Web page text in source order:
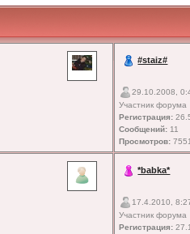
#staiz#
29.10.2008,
Участник форума
Регистрация:
Сообщений: 11
Просмотров:
*babka*
17.4.2010,
Участник форума
Регистрация: